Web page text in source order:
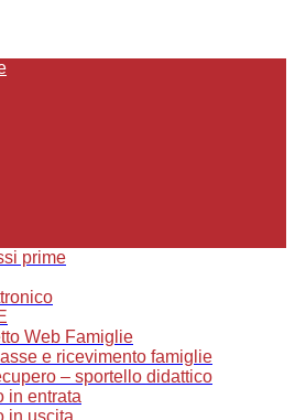
prime
Web Famiglie
e ricevimento famiglie
– sportello didattico
in entrata